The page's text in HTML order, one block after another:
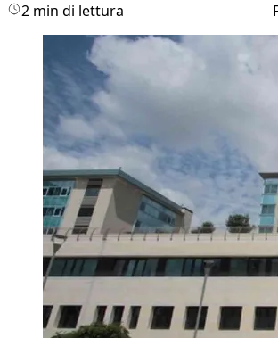
2 min di lettura